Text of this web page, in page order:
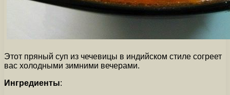
Этот пряный суп из чечевицы в индийском стиле согреет
вас холодными зимними вечерами.
Ингредиенты: